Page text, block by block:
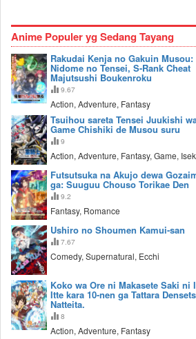
Anime Populer yg Sedang Tayang
Rakudai Kenja no Gakuin Musou:
Nidome no Tensei, S-Rank Cheat
Majutsushi Boukenroku
9.67
Action, Adventure, Fantasy
Tsuihou sareta Tensei Juukishi
Game Chishiki de Musou suru
9
Action, Adventure, Fantasy, Game,
Futsutsuka na Akujo dewa
ga: Suuguu Chouso Torikae Den
9.2
Fantasy, Romance
Ushiro no Shoumen Kamui-san
7.67
Comedy, Supernatural, Ecchi
Koko wa Ore ni Makasete Saki ni
Itte kara 10-nen ga Tattara
Natteita.
8
Action, Adventure, Fantasy